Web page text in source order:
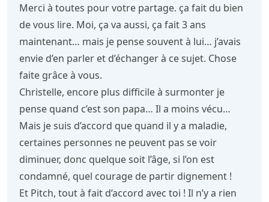
Merci à toutes pour votre partage. ça fait du bien
de vous lire. Moi, ça va aussi, ça fait 3 ans
maintenant… mais je pense souvent à lui… j’avais
envie d’en parler et d’échanger à ce sujet. Chose
faite grâce à vous.
Christelle, encore plus difficile à surmonter je
pense quand c’est son papa… Il a moins vécu…
Mais je suis d’accord que quand il y a maladie,
certaines personnes ne peuvent pas se voir
diminuer, donc quelque soit l’âge, si l’on est
condamné, quel courage de partir dignement !
Et Pitch, tout à fait d’accord avec toi ! Il n’y a rien